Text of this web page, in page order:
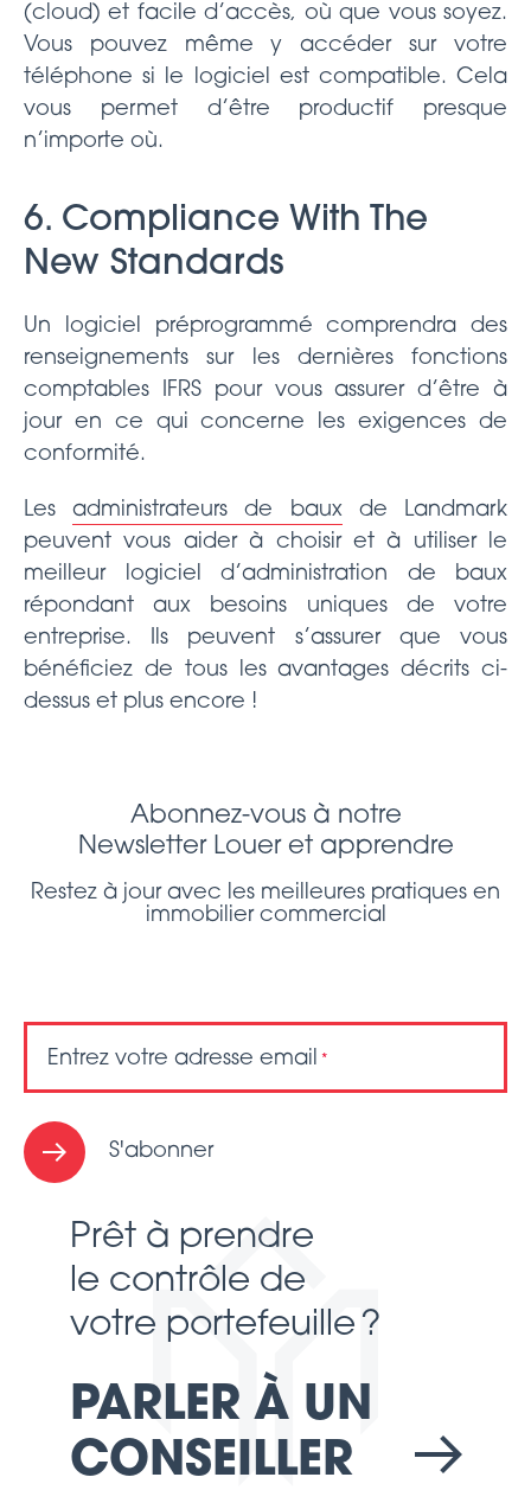
(cloud) et facile d’accès, où que vous soyez.
Vous pouvez même y accéder sur votre
téléphone si le logiciel est compatible. Cela
vous permet d’être productif presque
n’importe où.
6. Compliance With The
New Standards
Un logiciel préprogrammé comprendra des
renseignements sur les dernières fonctions
comptables IFRS pour vous assurer d’être à
jour en ce qui concerne les exigences de
conformité.
Lesadministrateurs de bauxde Landmark
peuvent vous aider à choisir et à utiliser le
meilleur logiciel d’administration de baux
répondant aux besoins uniques de votre
entreprise. Ils peuvent s’assurer que vous
bénéficiez de tous les avantages décrits ci-
dessus et plus encore !
Abonnez-vous à notre
Newsletter Louer et apprendre
Restez à jour avec les meilleures pratiques en
immobilier commercial
Entrez votre adresse email *
S'abonner
Prêt à prendre
le contrôle de
votre portefeuille ?
PARLER À UN
CONSEILLER